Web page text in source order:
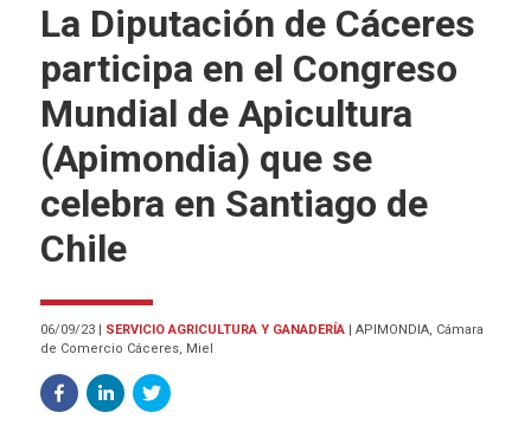
La Diputación de Cáceres
participa en el Congreso
Mundial de Apicultura
(Apimondia) que se
celebra en Santiago de
Chile
06/09/23 | SERVICIO AGRICULTURA Y GANADERÍA | APIMONDIA, Cámara
de Comercio Cáceres, Miel